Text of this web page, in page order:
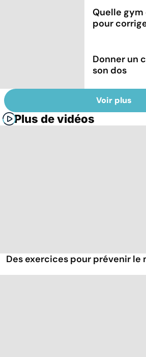
Quelle
pour
Donner un
son dos
Voir plus
Plus de vidéos
Des exercices pour prévenir le